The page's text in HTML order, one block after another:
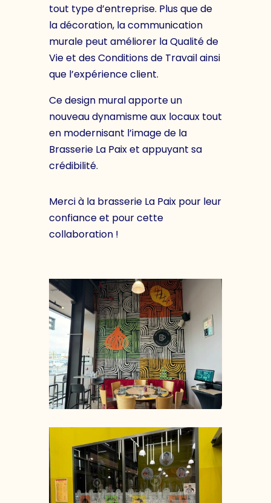
tout type d’entreprise. Plus que de
la décoration, la communication
murale peut améliorer la Qualité de
Vie et des Conditions de Travail ainsi
que l’expérience client.
Ce design mural apporte un
nouveau dynamisme aux locaux tout
en modernisant l’image de la
Brasserie La Paix et appuyant sa
crédibilité.
Merci à la brasserie La Paix pour leur
confiance et pour cette
collaboration !